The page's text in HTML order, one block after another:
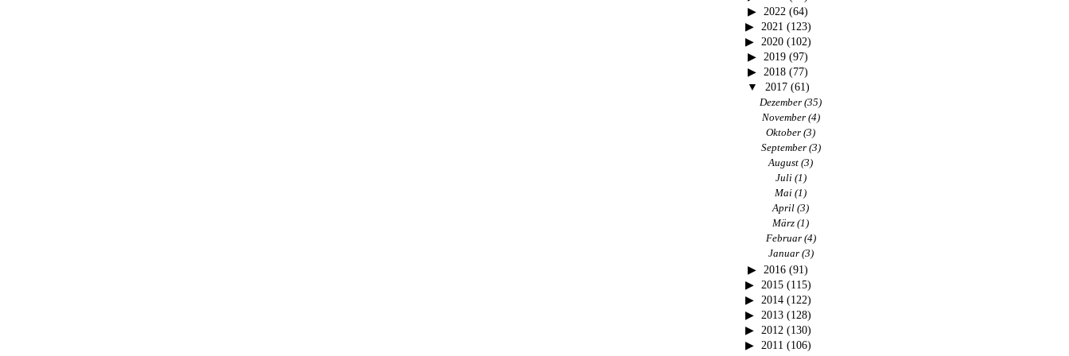
2022 (64)
2021 (123)
2020(102)
2019 (97)
2018 (77)
2017(61)
Dezember (35)
November(4)
Oktober (3)
September(3)
August (3)
Juli(1)
Mai (1)
April (3)
März (1)
Februar(4)
Januar(3)
2016 (91)
2015(115)
2014(122)
2013(128)
2012 (130)
2011 (106)